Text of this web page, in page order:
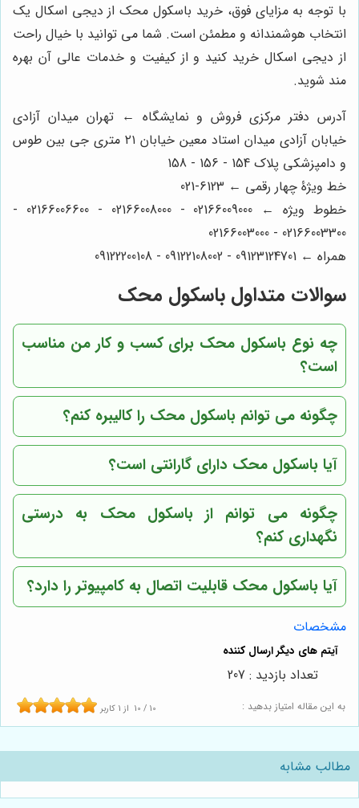
با توجه به مزایای فوق، خرید باسکول محک از دیجی اسکال یک
انتخاب هوشمندانه و مطمئن است. شما می توانید با خیال راحت
از دیجی اسکال خرید کنید و از کیفیت و خدمات عالی آن بهره
مند شوید.
آدرس دفتر مرکزی فروش و نمایشگاه ← تهران میدان آزادی
خیابان آزادی میدان استاد معین خیابان ۲۱ متری جی بین طوس
و دامپزشکی پلاک 154 - 156 - 158
خط ویژۀ چهار رقمی ← 6123-021
خطوط ویژه ← 02166009000 - 02166008000 - 02166006600 -
02166003300 - 02166003000
همراه ← 09123124701 - 09122108002 - 09122200108
سوالات متداول باسکول محک
چه نوع باسکول محک برای کسب و کار من مناسب
است؟
چگونه می توانم باسکول محک را کالیبره کنم؟
آیا باسکول محک دارای گارانتی است؟
چگونه می توانم از باسکول محک به درستی
نگهداری کنم؟
آیا باسکول محک قابلیت اتصال به کامپیوتر را دارد؟
مشخصات
به این مقاله امتیاز بدهید : 10 / 10 از 1 کاربر
تعداد بازدید : 207
مطالب مشابه